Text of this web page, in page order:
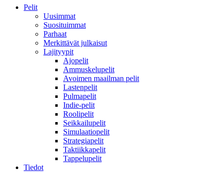
Pelit
Uusimmat
Suosituimmat
Parhaat
Merkittävät julkaisut
Lajityypit
Ajopelit
Ammuskelupelit
Avoimen maailman pelit
Lastenpelit
Pulmapelit
Indie-pelit
Roolipelit
Seikkailupelit
Simulaatiopelit
Strategiapelit
Taktiikkapelit
Tappelupelit
Tiedot